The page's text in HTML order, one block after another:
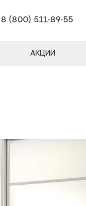
8 (800) 511-89-55
АКЦИИ